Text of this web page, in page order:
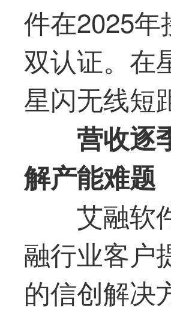
件在2025
双认证。在
星闪无线短
营收逐
解产能难题
艾融软
融行业客户
的信创解决